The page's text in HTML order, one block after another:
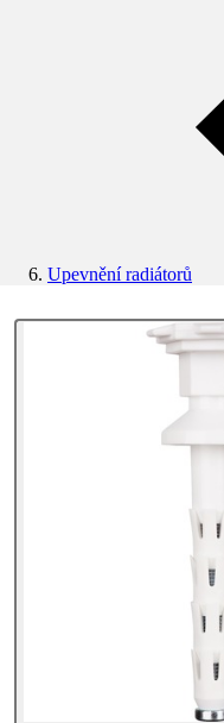
Upevnění radiátorů